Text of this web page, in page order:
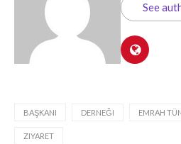
See
BAŞKANI DERNEĞI EMRAH
ZIYARET